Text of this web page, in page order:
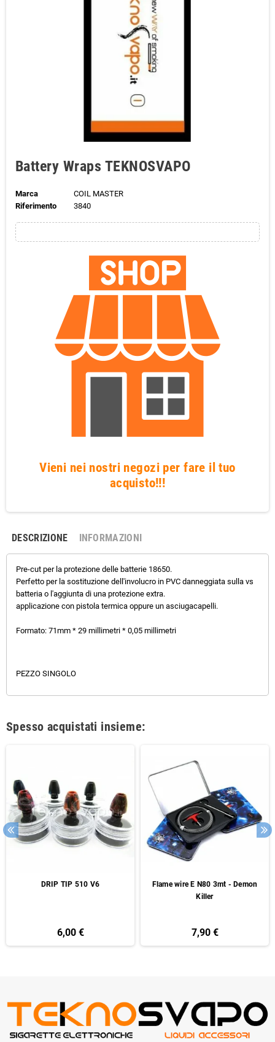
Battery Wraps TEKNOSVAPO
Marca
COIL MASTER
Riferimento
3840
Vieni nei nostri negozi per fare il tuo
acquisto!!!
DESCRIZIONE INFORMAZIONI
Pre-cut per la protezione delle batterie 18650.
Perfetto per la sostituzione dell'involucro in PVC danneggiata sulla vs
batteria o l'aggiunta di una protezione extra.
applicazione con pistola termica oppure un asciugacapelli.
Formato: 71mm * 29 millimetri * 0,05 millimetri
PEZZO SINGOLO
Spesso acquistati insieme:
DRIP TIP 510 V6
6,00 €
Flame wire E N80 3mt - Demon
Killer
7,90 €